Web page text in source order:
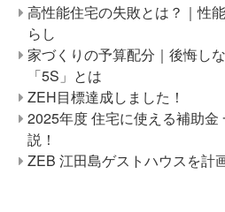
高性能住宅の失敗とは？｜性
らし
家づくりの予算配分｜後悔し
「5S」とは
ZEH目標達成しました！
2025年度 住宅に使える補助
説！
ZEB 江田島ゲストハウスを計